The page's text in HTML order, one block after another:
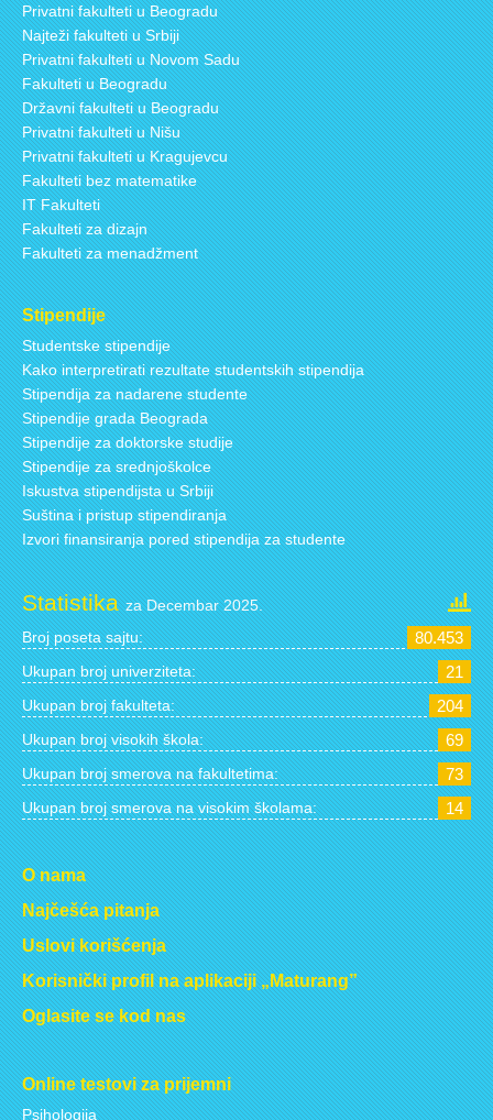
Privatni fakulteti u Beogradu
Najteži fakulteti u Srbiji
Privatni fakulteti u Novom Sadu
Fakulteti u Beogradu
Državni fakulteti u Beogradu
Privatni fakulteti u Nišu
Privatni fakulteti u Kragujevcu
Fakulteti bez matematike
IT Fakulteti
Fakulteti za dizajn
Fakulteti za menadžment
Stipendije
Studentske stipendije
Kako interpretirati rezultate studentskih stipendija
Stipendija za nadarene studente
Stipendije grada Beograda
Stipendije za doktorske studije
Stipendije za srednjoškolce
Iskustva stipendijsta u Srbiji
Suština i pristup stipendiranja
Izvori finansiranja pored stipendija za studente
Statistikaza Decembar 2025.
Broj poseta sajtu: 80.453
Ukupan broj univerziteta: 21
Ukupan broj fakulteta: 204
Ukupan broj visokih škola: 69
Ukupan broj smerova na fakultetima: 73
Ukupan broj smerova na visokim školama: 14
O nama
Najčešća pitanja
Uslovi korišćenja
Korisnički profil na aplikaciji „Maturang”
Oglasite se kod nas
Online testovi za prijemni
Psihologija